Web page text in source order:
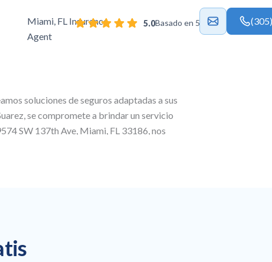
Miami, FL Insurance
Agent
5.0Basado en 54 reseñas.
soluciones de seguros adaptadas a sus
, se compromete a brindar un servicio
SW 137th Ave, Miami, FL 33186, nos
ofreciendo seguros de salud y de